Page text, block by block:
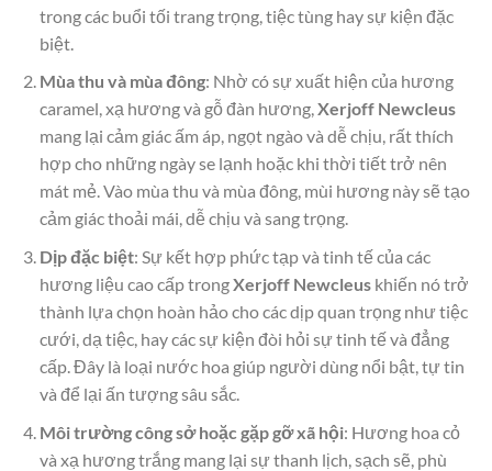
trong các buổi tối trang trọng, tiệc tùng hay sự kiện đặc
biệt.
Mùa thu và mùa đông: Nhờ có sự xuất hiện của hương
caramel, xạ hương và gỗ đàn hương,Xerjoff Newcleus
mang lại cảm giác ấm áp, ngọt ngào và dễ chịu, rất thích
hợp cho những ngày se lạnh hoặc khi thời tiết trở nên
mát mẻ. Vào mùa thu và mùa đông, mùi hương này sẽ tạo
cảm giác thoải mái, dễ chịu và sang trọng.
Dịp đặc biệt: Sự kết hợp phức tạp và tinh tế của các
hương liệu cao cấp trongXerjoff Newcleuskhiến nó trở
thành lựa chọn hoàn hảo cho các dịp quan trọng như tiệc
cưới, dạ tiệc, hay các sự kiện đòi hỏi sự tinh tế và đẳng
cấp. Đây là loại nước hoa giúp người dùng nổi bật, tự tin
và để lại ấn tượng sâu sắc.
Môi trường công sở hoặc gặp gỡ xã hội: Hương hoa cỏ
và xạ hương trắng mang lại sự thanh lịch, sạch sẽ, phù